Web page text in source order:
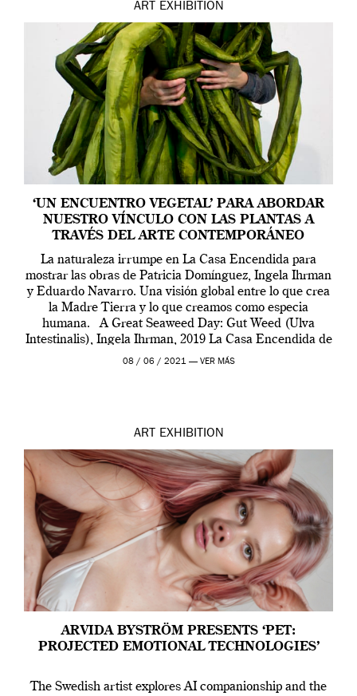
ART EXHIBITION
‘UN ENCUENTRO VEGETAL’ PARA ABORDAR
NUESTRO VÍNCULO CON LAS PLANTAS A
TRAVÉS DEL ARTE CONTEMPORÁNEO
La naturaleza irrumpe en La Casa Encendida para
mostrar las obras de Patricia Domínguez, Ingela Ihrman
y Eduardo Navarro. Una visión global entre lo que crea
la Madre Tierra y lo que creamos como especia
humana. A Great Seaweed Day: Gut Weed (Ulva
Intestinalis), Ingela Ihrman, 2019 La Casa Encendida de
Madrid y la Wellcome […]
08 / 06 / 2021 — VER MÁS
ART EXHIBITION
ARVIDA BYSTRÖM PRESENTS ‘PET:
PROJECTED EMOTIONAL TECHNOLOGIES’
The Swedish artist explores AI companionship and the